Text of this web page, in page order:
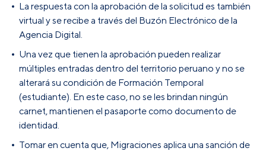
La respuesta con la aprobación de la solicitud es también
virtual y se recibe a través del Buzón Electrónico de la
Agencia Digital.
Una vez que tienen la aprobación pueden realizar
múltiples entradas dentro del territorio peruano y no se
alterará su condición de Formación Temporal
(estudiante). En este caso, no se les brindan ningún
carnet, mantienen el pasaporte como documento de
identidad.
Tomar en cuenta que, Migraciones aplica una sanción de